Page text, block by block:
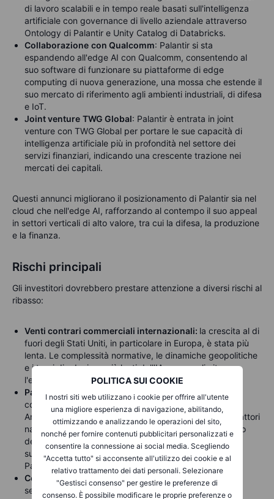
POLITICA SUI COOKIE
I nostri siti web utilizzano i cookie per offrire all'utente
una migliore esperienza di navigazione, abilitando,
ottimizzando e analizzando le operazioni del sito,
nonché per fornire contenuti pubblicitari personalizzati e
consentire la connessione ai social media. Scegliendo
"Accetta tutto" si acconsente all'utilizzo dei cookie e al
relativo trattamento dei dati personali. Selezionare
"Gestisci consenso" per gestire le preferenze di
consenso. È possibile modificare le proprie preferenze o
di lavoro scalabili e in tempo reale basati sull'intelligenza
artificiale con governance di livello aziendale attraverso
Ontology di Palantir e Unity Catalog di Databricks.
Collaborazione con Qualcomm: Palantir si sta
espandendo all'edge AI con Qualcomm, consentendo al
suo software di funzionare su piattaforme di edge
computing di nuova generazione, una mossa che estende il
suo mercato di riferimento agli ambienti industriali, di difesa
e IoT.
Joint venture TWG Global: Palantir è entrata in joint
venture con TWG Global per portare le sue capacità di
intelligenza artificiale più in profondità nel settore dei
servizi finanziari, indicando una crescente trazione nei
mercati dei capitali.
Questi annunci migliorano il posizionamento di Palantir sia nel
cloud che nell'edge AI, rafforzando al contempo il suo appeal
in settori verticali di alto valore, tra cui la difesa, la produzione
e la finanza.
Rischi principali
Gli investitori dovrebbero prestare attenzione a diversi rischi al
ribasso:
Venti contrari commerciali internazionali: la crescita al di
fuori degli Stati Uniti, in particolare in Europa, è stata più
lenta. Le complessità normative, le dinamiche geopolitiche
e i tassi di adozione più lenti dell'IA possono limitare
l'espansione a breve termine all'estero.
Panorama competitivo
: Palantir deve affrontare la
concorrenza di hyperscaler come Microsoft (Azure),
Amazon (AWS) e Google (Cloud/Vertex AI), nonché di attori
nativi dei dati come Snowflake e Databricks. L'aumento
della pressione sui prezzi, sulle funzionalità o
sull'integrazione può influire sulla azioni di mercato di
Palantir.
Concentrazione
dei clienti
: i Contratti governativi,
sebbene redditizi, sono intrinsecamente grumosi e